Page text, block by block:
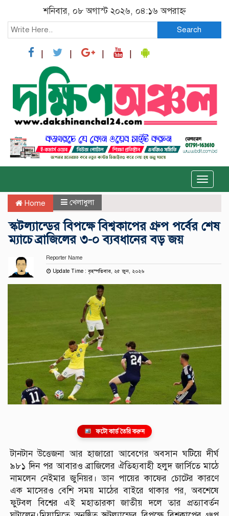
শনিবার, ০৮ অগাস্ট ২০২৬, ০৪:১৬ অপরাহ্ন
Search
Toggle
Home খেলাধুলা
স্কটল্যান্ডের বিপক্ষে বিশ্বকাপের গ্রুপ পর্বের শেষ
ম্যাচে ব্রাজিলের ৩-০ ব্যবধানের বড় জয়
Reporter Name
Update Time : বৃহস্পতিবার, ২৫ জুন, ২০২৬
ফটো কার্ড তৈরি করুন
টানটান উত্তেজনা আর হাজারো আবেগের অবসান ঘটিয়ে দীর্ঘ
৯৮১ দিন পর আবারও ব্রাজিলের ঐতিহ্যবাহী হলুদ জার্সিতে মাঠে
নামলেন নেইমার জুনিয়র। ডান পায়ের কাফের চোটের কারণে
এক মাসেরও বেশি সময় মাঠের বাইরে থাকার পর, অবশেষে
ফুটবল বিশ্বের এই মহাতারকা জাতীয় দলে তার প্রত্যাবর্তন